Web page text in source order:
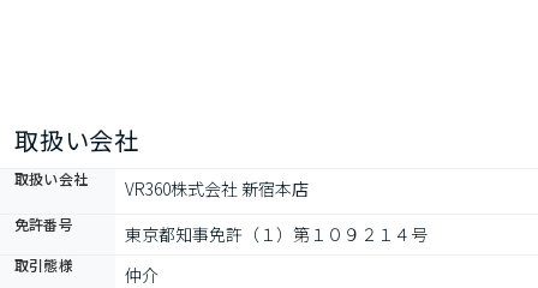
取扱い会社
取扱い会社 VR360株式会社 新宿本店
免許番号 東京都知事免許（１）第１０９２１４号
取引態様 仲介